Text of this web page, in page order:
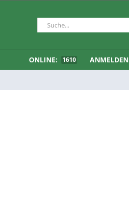
ONLINE: 1610 ANMELDEN